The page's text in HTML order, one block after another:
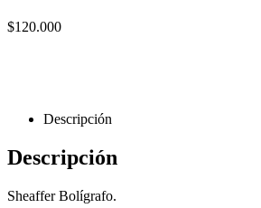
$120.000
Descripción
Descripción
Sheaffer Bolígrafo.